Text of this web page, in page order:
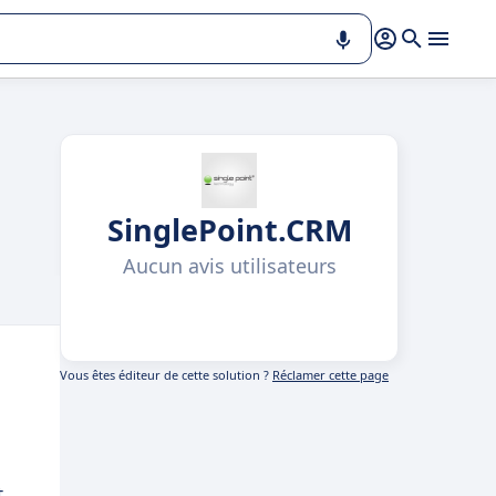
SinglePoint.CRM
Aucun avis utilisateurs
Vous êtes éditeur de cette solution ? Réclamer cette page